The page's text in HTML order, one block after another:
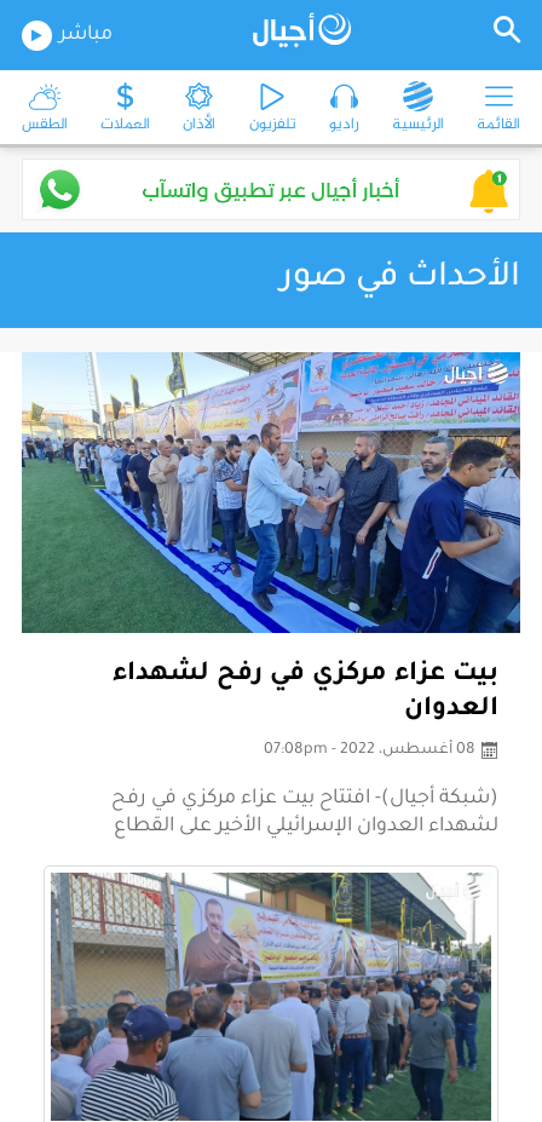
مباشر
القائمة الرئيسية راديو تلفزيون الأذان العملات الطقس
الأحداث في صور
بيت عزاء مركزي في رفح لشهداء
العدوان
08 أغسطس، 2022 - 07:08pm
(شبكة أجيال)- افتتاح بيت عزاء مركزي في رفح
لشهداء العدوان الإسرائيلي الأخير على القطاع